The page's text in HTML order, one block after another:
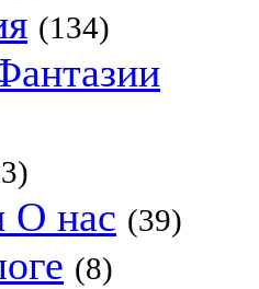
(134)
О нас (39)
(8)